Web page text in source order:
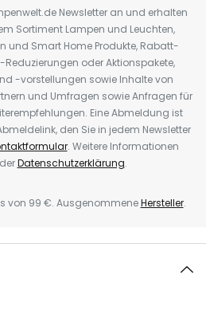
Newsletter an und erhalten
Sortiment Lampen und Leuchten,
und Smart Home Produkte, Rabatt-
Reduzierungen oder Aktionspakete,
-vorstellungen sowie Inhalte von
und Umfragen sowie Anfragen für
Eine Abmeldung ist
den Sie in jedem Newsletter
. Weitere Informationen
Datenschutzerklärung.
von 99 €. AusgenommeneHersteller.